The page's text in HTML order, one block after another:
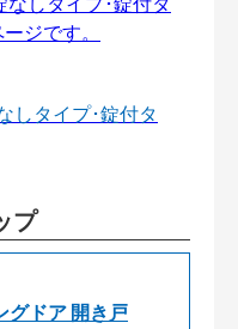
しタイプ･錠付タ
プ
ドア 開き戸